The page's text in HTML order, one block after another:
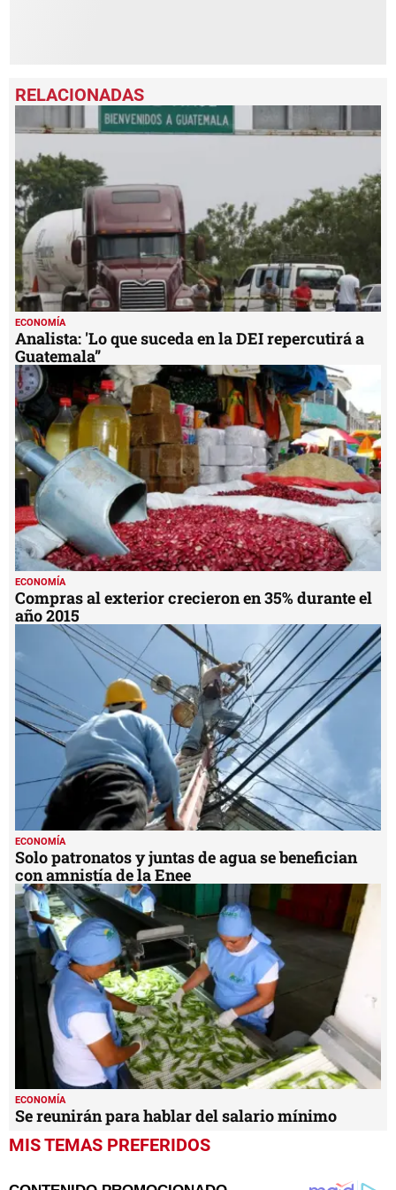
ECONOMÍA
Analista: 'Lo que suceda en la DEI repercutirá a
Guatemala”
ECONOMÍA
Compras al exterior crecieron en 35% durante el
año 2015
ECONOMÍA
Solo patronatos y juntas de agua se benefician
con amnistía de la Enee
ECONOMÍA
Se reunirán para hablar del salario mínimo
MIS TEMAS PREFERIDOS